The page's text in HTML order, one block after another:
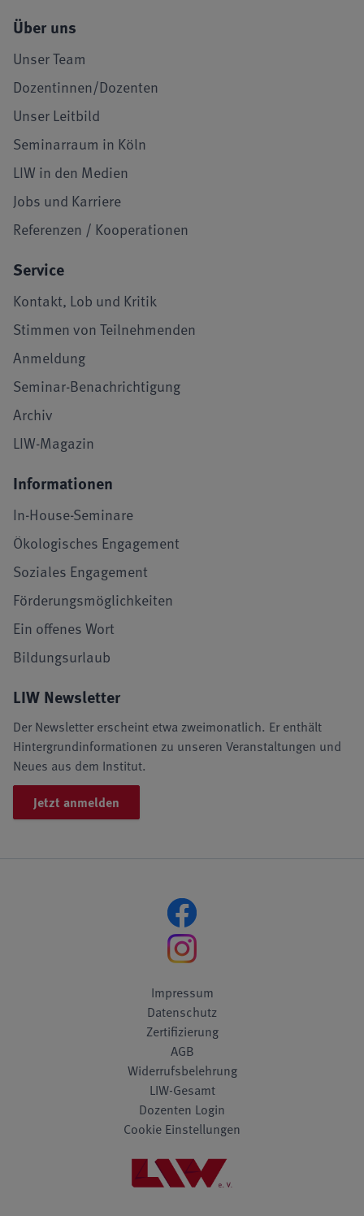
Über uns
Unser Team
Dozentinnen/Dozenten
Unser Leitbild
Seminarraum in Köln
LIW in den Medien
Jobs und Karriere
Referenzen / Kooperationen
Service
Kontakt, Lob und Kritik
Stimmen von Teilnehmenden
Anmeldung
Seminar-Benachrichtigung
Archiv
LIW-Magazin
Informationen
In-House-Seminare
Ökologisches Engagement
Soziales Engagement
Förderungsmöglichkeiten
Ein offenes Wort
Bildungsurlaub
LIW Newsletter
Der Newsletter erscheint etwa zweimonatlich. Er enthält
Hintergrundinformationen zu unseren Veranstaltungen und
Neues aus dem Institut.
Jetzt anmelden
Impressum
Datenschutz
Zertifizierung
AGB
Widerrufsbelehrung
LIW-Gesamt
Dozenten Login
Cookie Einstellungen